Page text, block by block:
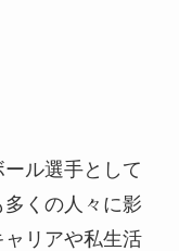
ル選手として
くの人々に影
リアや私生活